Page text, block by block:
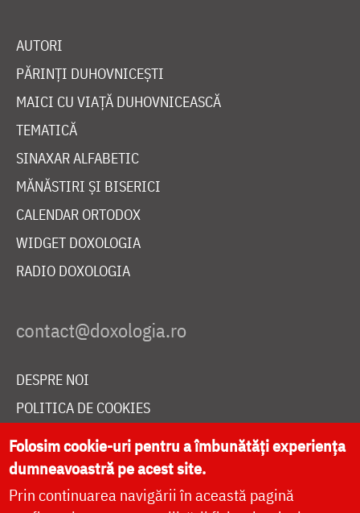
AUTORI
PĂRINȚI DUHOVNICEȘTI
MAICI CU VIAȚĂ DUHOVNICEASCĂ
TEMATICĂ
SINAXAR ALFABETIC
MĂNĂSTIRI ȘI BISERICI
CALENDAR ORTODOX
WIDGET DOXOLOGIA
RADIO DOXOLOGIA
DESPRE NOI
POLITICA DE COOKIES
DONEAZĂ ONLINE PENTRU CATEDRALA NAȚIONALĂ
LIVE
Folosim cookie-uri pentru a îmbunătăți experiența
dumneavoastră pe acest site.
Prin continuarea navigării în această pagină